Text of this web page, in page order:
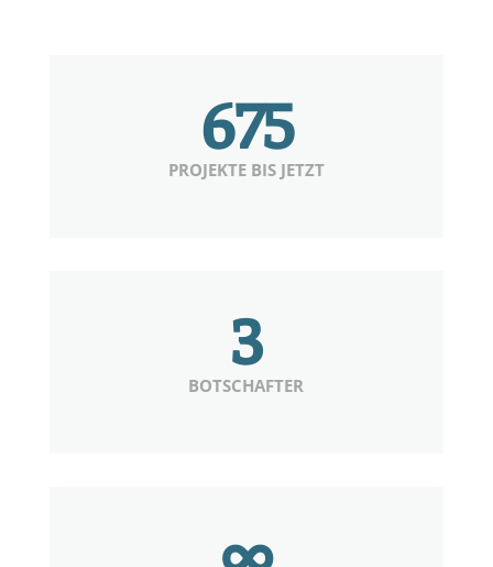
675
PROJEKTE BIS JETZT
3
BOTSCHAFTER